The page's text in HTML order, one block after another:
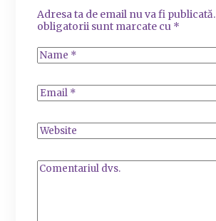
Adresa ta de email nu va fi publicată.
obligatorii sunt marcate cu *